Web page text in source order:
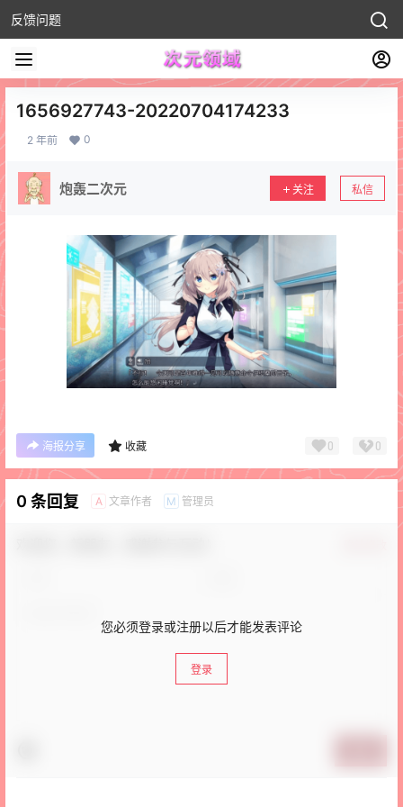
反馈问题
1656927743-20220704174233
2 年前 0
炮轰二次元 关注 私信
海报分享 收藏 0 0
0 条回复 A 文章作者 M 管理员
您必须登录或注册以后才能发表评论
登录